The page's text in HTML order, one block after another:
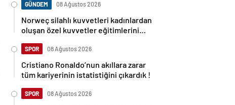
GÜNDEM 08 Ağustos 2026
Norweç silahlı kuvvetleri kadınlardan
oluşan özel kuvvetler eğitimlerini
SPOR 08 Ağustos 2026
Cristiano Ronaldo’nun akıllara zarar
tüm kariyerinin istatistiğini çıkardık !
SPOR 08 Ağustos 2026